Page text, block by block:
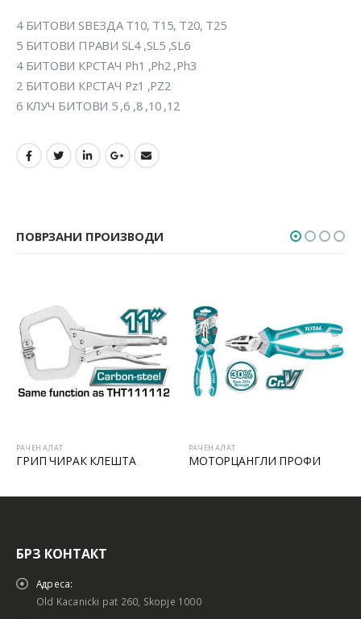
4 БИТОВИ ЅВЕЗДА Т10, Т15, Т20, Т25
5 БИТОВИ ПРАВИ SL4 ,SL5 ,SL6
4 БИТОВИ КРСТАЧ Ph1 ,Ph2 ,Ph3
2 БИТОВИ КРСТАЧ Pz1 ,PZ2
6 КЛУЧ БИТОВИ 5 ,6 ,8 ,10 ,12
ПОВРЗАНИ ПРОИЗВОДИ
КЛЕШТА МОТОРЦАНГЛИ ПРОФИ
БРЗ КОНТАКТ
Адреса:
Old Kacanicki pat 260, Skopje 1000